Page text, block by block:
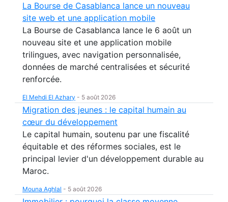
La Bourse de Casablanca lance un nouveau
site web et une application mobile
La Bourse de Casablanca lance le 6 août un
nouveau site et une application mobile
trilingues, avec navigation personnalisée,
données de marché centralisées et sécurité
renforcée.
El Mehdi El Azhary - 5 août 2026
Migration des jeunes : le capital humain au
cœur du développement
Le capital humain, soutenu par une fiscalité
équitable et des réformes sociales, est le
principal levier d'un développement durable au
Maroc.
Mouna Aghlal - 5 août 2026